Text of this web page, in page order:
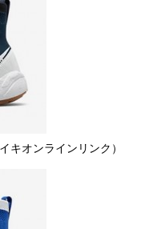
イキオンラインリンク）